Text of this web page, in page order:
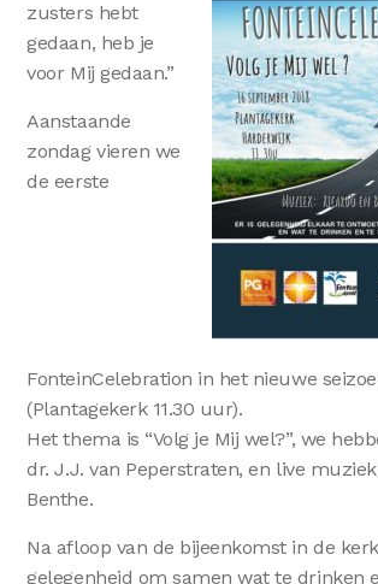
zusters hebt
gedaan, heb je
voor Mij gedaan.”
Aanstaande
zondag vieren we
de eerste
FonteinCelebration in het nieuwe
(Plantagekerk 11.30 uur).
Het thema is “Volg je Mij wel?”, we
dr. J.J. van Peperstraten, en live
Benthe.
Na afloop van de bijeenkomst in de
gelegenheid om samen wat te drinken